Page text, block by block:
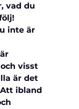
vad du
inte är
visst
är det
ibland